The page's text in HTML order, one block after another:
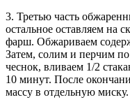
3. Третью часть
остальное оставляем на
фарш. Обжариваем
Затем, солим и перчим
чеснок, вливаем 1/2
10 минут. После
массу в отдельную миску.